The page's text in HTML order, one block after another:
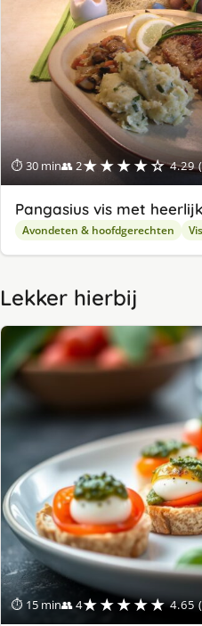
⏱ 30 min👥 2★★★★☆ 4.29
Pangasius vis met
Avondeten & hoofdgerechten
Lekker hierbij
⏱ 15 min👥 4★★★★★ 4.65